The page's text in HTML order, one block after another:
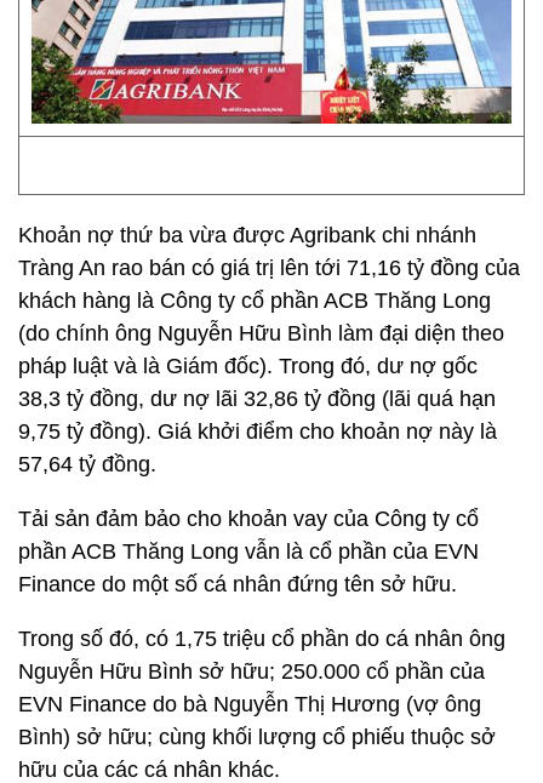
Khoản nợ thứ ba vừa được Agribank chi nhánh
Tràng An rao bán có giá trị lên tới 71,16 tỷ đồng của
khách hàng là Công ty cổ phần ACB Thăng Long
(do chính ông Nguyễn Hữu Bình làm đại diện theo
pháp luật và là Giám đốc). Trong đó, dư nợ gốc
38,3 tỷ đồng, dư nợ lãi 32,86 tỷ đồng (lãi quá hạn
9,75 tỷ đồng). Giá khởi điểm cho khoản nợ này là
57,64 tỷ đồng.
Tải sản đảm bảo cho khoản vay của Công ty cổ
phần ACB Thăng Long vẫn là cổ phần của EVN
Finance do một số cá nhân đứng tên sở hữu.
Trong số đó, có 1,75 triệu cổ phần do cá nhân ông
Nguyễn Hữu Bình sở hữu; 250.000 cổ phần của
EVN Finance do bà Nguyễn Thị Hương (vợ ông
Bình) sở hữu; cùng khối lượng cổ phiếu thuộc sở
hữu của các cá nhân khác.